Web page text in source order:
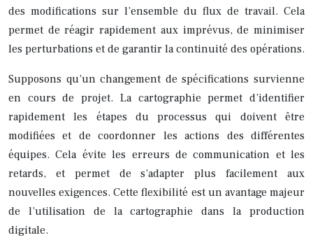
des modifications sur l’ensemble du flux de travail. Cela
permet de réagir rapidement aux imprévus, de minimiser
les perturbations et de garantir la continuité des opérations.
Supposons qu’un changement de spécifications survienne
en cours de projet. La cartographie permet d’identifier
rapidement les étapes du processus qui doivent être
modifiées et de coordonner les actions des différentes
équipes. Cela évite les erreurs de communication et les
retards, et permet de s’adapter plus facilement aux
nouvelles exigences. Cette flexibilité est un avantage majeur
de l’utilisation de la cartographie dans la production
digitale.